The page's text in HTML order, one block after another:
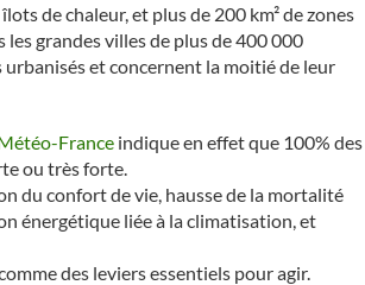
de chaleur, et plus de 200 km² de zones
grandes villes de plus de 400 000
et concernent la moitié de leur
France indique en effet que 100% des
ou très forte.
du confort de vie, hausse de la mortalité
énergétique liée à la climatisation, et
des leviers essentiels pour agir.